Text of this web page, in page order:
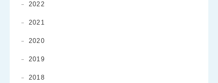
2022
2021
2020
2019
2018